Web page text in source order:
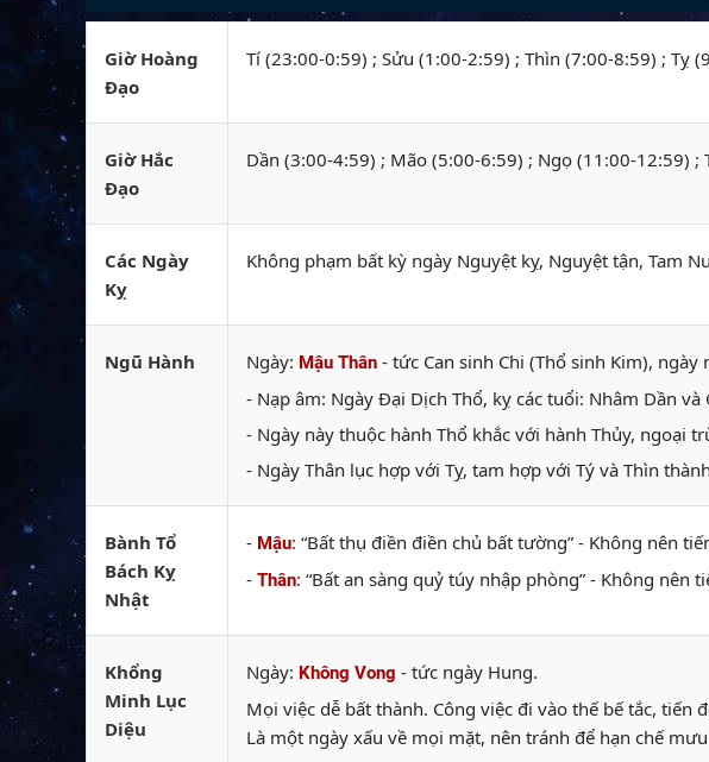
Giờ Hoàng
Đạo
Tí (23:00-0:59) ; Sửu (1:00-2:59) ; Thìn (7:00-8:59) ; Tỵ
Giờ Hắc
Đạo
Dần (3:00-4:59) ; Mão (5:00-6:59) ; Ngọ (11:00-12:59)
Các Ngày
Kỵ
Không phạm bất kỳ ngày Nguyệt kỵ, Nguyệt tận, Tam
Ngũ Hành Ngày: Mậu Thân - tức Can sinh Chi (Thổ sinh Kim), ngày
- Nạp âm: Ngày Đại Dịch Thổ, kỵ các tuổi: Nhâm Dần và
- Ngày này thuộc hành Thổ khắc với hành Thủy, ngoại
- Ngày Thân lục hợp với Tỵ, tam hợp với Tý và Thìn
Bành Tổ
Bách Kỵ
Nhật
- Mậu: “Bất thụ điền điền chủ bất tường” - Không nên
- Thân: “Bất an sàng quỷ túy nhập phòng” - Không
Khổng
Minh Lục
Diệu
Ngày: Không Vong - tức ngày Hung.
Mọi việc dễ bất thành. Công việc đi vào thế bế tắc,
Là một ngày xấu về mọi mặt, nên tránh để hạn chế